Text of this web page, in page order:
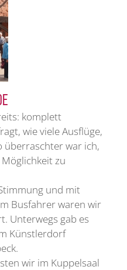
komplett
wie viele Ausflüge,
überraschter war ich,
zu
und mit
Busfahrer waren wir
Unterwegs gab es
Künstlerdorf
wir im Kuppelsaal